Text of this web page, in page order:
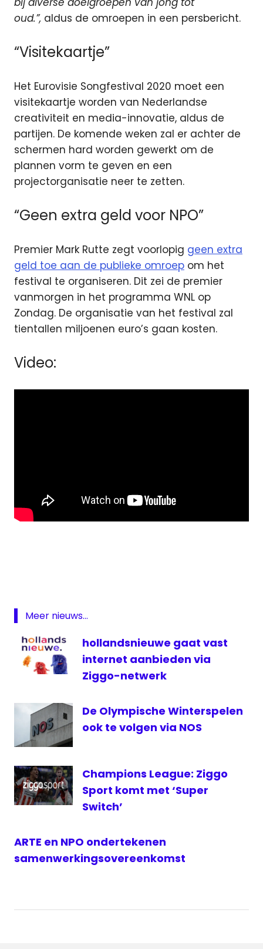
oud.”, aldus de omroepen in een persbericht.
“Visitekaartje”
Het Eurovisie Songfestival 2020 moet een
visitekaartje worden van Nederlandse
creativiteit en media-innovatie, aldus de
partijen. De komende weken zal er achter de
schermen hard worden gewerkt om de
plannen vorm te geven en een
projectorganisatie neer te zetten.
“Geen extra geld voor NPO”
Premier Mark Rutte zegt voorlopig geen extra
geld toe aan de publieke omroep om het
festival te organiseren. Dit zei de premier
vanmorgen in het programma WNL op
Zondag. De organisatie van het festival zal
tientallen miljoenen euro’s gaan kosten.
Video:
songfestival
Nederland
NOS
televisie
Meer nieuws...
hollandsnieuwe gaat vast
internet aanbieden via
Ziggo-netwerk
De Olympische Winterspelen
ook te volgen via NOS
Champions League: Ziggo
Sport komt met ‘Super
Switch’
ARTE en NPO ondertekenen
samenwerkingsovereenkomst